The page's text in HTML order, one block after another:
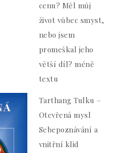
cenu? Měl můj
život vůbec smyst,
nebo jsem
promeškal jeho
větší díl? méně
textu
Tarthang Tulku –
Otevřená mysl
Sebepoznávání a
vnitřní klid